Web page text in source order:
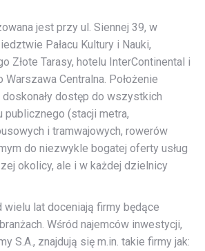
jest przy ul. Siennej 39, w
Pałacu Kultury i Nauki,
Złote Tarasy, hotelu InterContinental i
Centralna. Położenie
dostęp do wszystkich
publicznego (stacji metra,
i tramwajowych, rowerów
do niezwykle bogatej oferty usług
okolicy, ale i w każdej dzielnicy
wielu lat doceniają firmy będące
Wśród najemców inwestycji,
S.A., znajdują się m.in. takie firmy jak: